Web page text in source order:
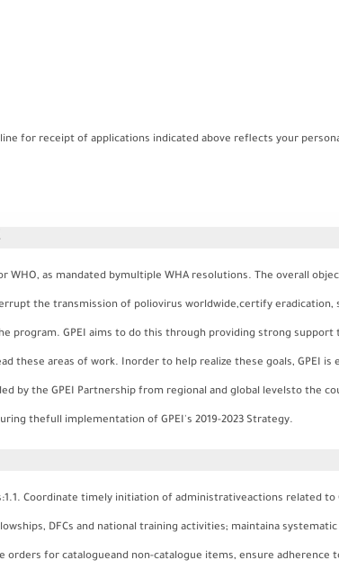
for receipt of applications indicated above reflects your
WHO, as mandated bymultiple WHA resolutions. The overall
the transmission of poliovirus worldwide,certify eradication,
program. GPEI aims to do this through providing strong support
these areas of work. Inorder to help realize these goals, GPEI is
by the GPEI Partnership from regional and global levelsto the
thefull implementation of GPEI's 2019-2023 Strategy.
Coordinate timely initiation of administrativeactions related to
DFCs and national training activities; maintaina
orders for catalogueand non-catalogue items, ensure adherence